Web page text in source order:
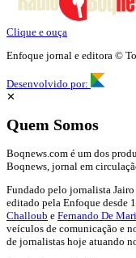
Clique e ouça
Enfoque jornal e editora ©
Desenvolvido por:
✕
Quem Somos
Boqnews.com é um dos
Boqnews, jornal em
Fundado pelo jornalista Jairo
editado pela Enfoque desde
Challoub e Fernando De
veículos de comunicação e
de jornalistas hoje atuando